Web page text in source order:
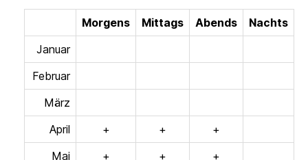
Morgens Mittags Abends
Nachts
Januar
Februar
März
April
+ +
+
Mai
+ +
+